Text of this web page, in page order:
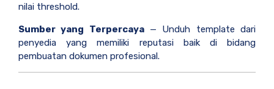
nilai threshold.
Sumber yang Terpercaya— Unduh template dari
penyedia yang memiliki reputasi baik di bidang
pembuatan dokumen profesional.